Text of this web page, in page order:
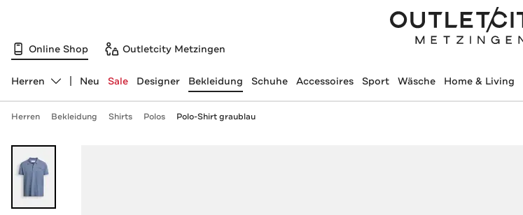
Online Shop Outletcity Metzingen
Abteilung ändern, ausgewählt:
Herren Neu Sale Designer Bekleidung Schuhe Accessoires Sport Wäsche Home & Living
Herren Bekleidung Shirts Polos Polo-Shirt graublau